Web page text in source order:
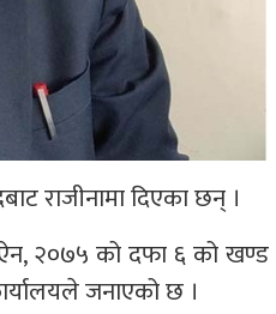
राजीनामा दिएका छन् ।
ऐन, २०७५ को दफा ६ को खण्ड
जनाएको छ ।